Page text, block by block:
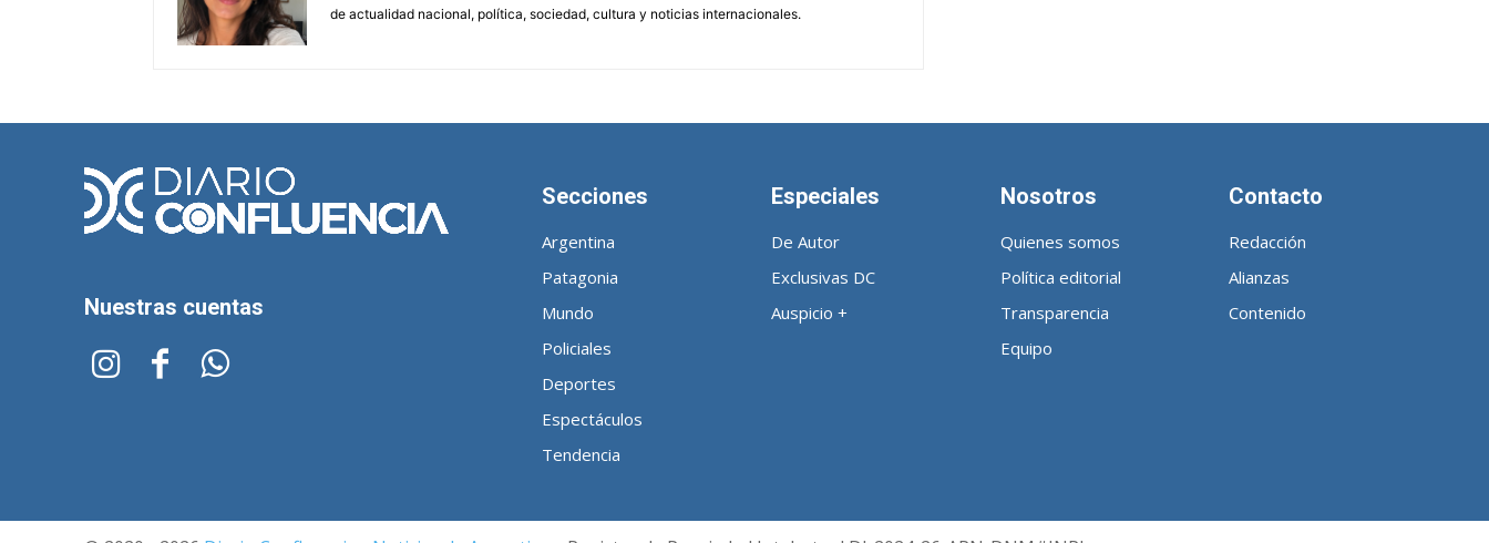
de actualidad nacional, política, sociedad, cultura y noticias internacionales.
Nuestras cuentas
Secciones
Argentina
Patagonia
Mundo
Policiales
Deportes
Espectáculos
Tendencia
Especiales
De Autor
Exclusivas DC
Auspicio +
Nosotros
Quienes somos
Política editorial
Transparencia
Equipo
Contacto
Redacción
Alianzas
Contenido